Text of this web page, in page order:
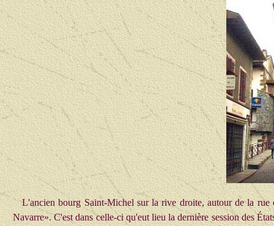
L'ancien bourg Saint-Michel sur la rive droite, autour de la rue
Navarre». C'est dans celle-ci qu'eut lieu la dernière session des